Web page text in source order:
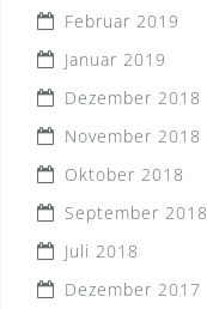
Februar 2019
Januar 2019
Dezember 2018
November 2018
Oktober 2018
September 2018
Juli 2018
Dezember 2017